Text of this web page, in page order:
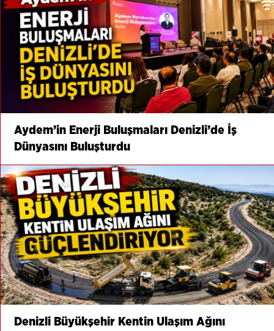
Aydem’in Enerji Buluşmaları Denizli’de İş
Dünyasını Buluşturdu
Denizli Büyükşehir Kentin Ulaşım Ağını